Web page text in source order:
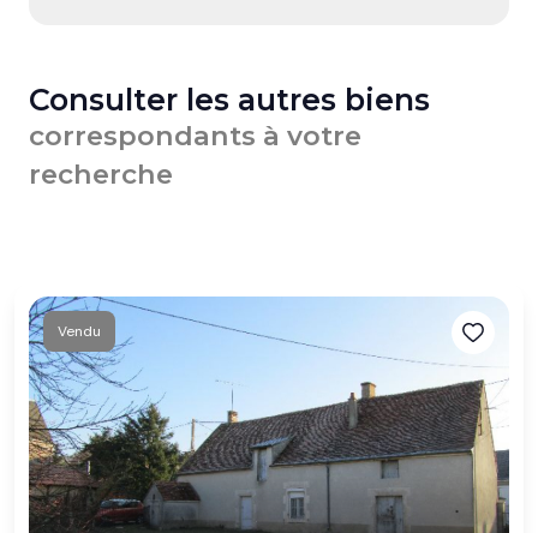
Consulter les autres biens
correspondants à votre
recherche
Vendu